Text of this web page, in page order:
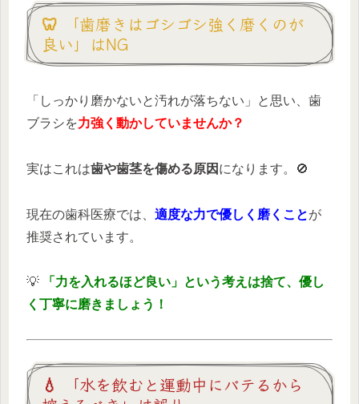
🦷 「歯磨きはゴシゴシ強く磨くのが
良い」はNG
「しっかり磨かないと汚れが落ちない」と思い、歯
ブラシを力強く動かしていませんか？
実はこれは歯や歯茎を傷める原因 になります。🚫
現在の歯科医療では、 適度な力で優しく磨くことが
推奨されています。
💡
「力を入れるほど良い」という考えは捨て、優し
く丁寧に磨きましょう！
💧 「水を飲むと運動中にバテるから